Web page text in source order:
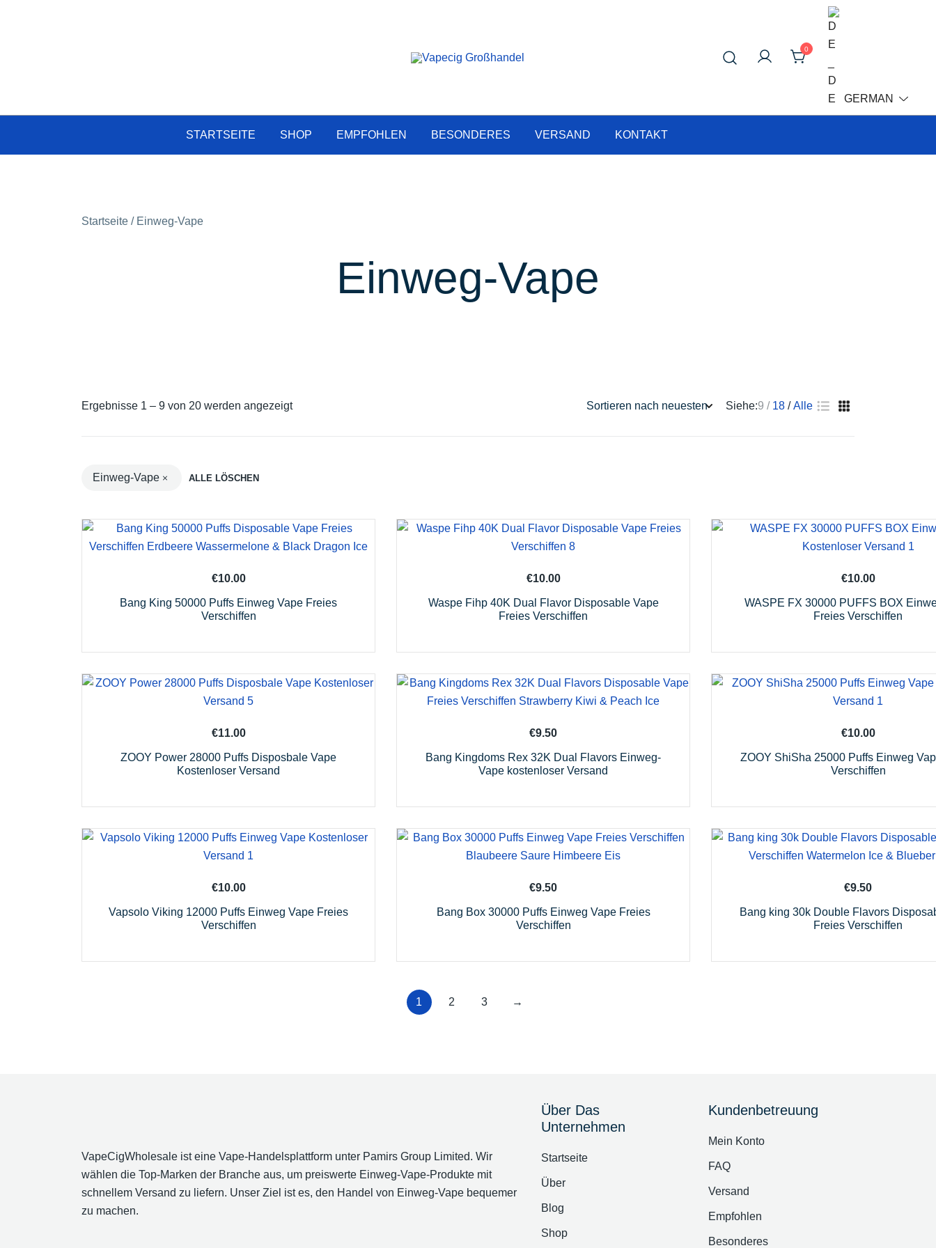
0
GERMAN
STARTSEITE SHOP EMPFOHLEN BESONDERES VERSAND KONTAKT
Startseite / Einweg-Vape
Einweg-Vape
Ergebnisse 1 – 9 von 20 werden angezeigtNach
Siehe:9 18 Alle
Einweg-Vape ALLE LÖSCHEN
€10.00
Bang King 50000 Puffs Einweg Vape Freies
Verschiffen
€10.00
Waspe Fihp 40K Dual Flavor Disposable Vape
Freies Verschiffen
€10.00
WASPE FX 30000 PUFFS BOX
Freies Verschiffen
€11.00
ZOOY Power 28000 Puffs Disposbale Vape
Kostenloser Versand
€9.50
Bang Kingdoms Rex 32K Dual Flavors Einweg-
Vape kostenloser Versand
€10.00
ZOOY ShiSha 25000 Puffs Einweg
Verschiffen
€10.00
Vapsolo Viking 12000 Puffs Einweg Vape Freies
Verschiffen
€9.50
Bang Box 30000 Puffs Einweg Vape Freies
Verschiffen
€9.50
Bang king 30k Double Flavors
Freies Verschiffen
1 2 3 →
VapeCigWholesale ist eine Vape-Handelsplattform unter Pamirs Group Limited. Wir
wählen die Top-Marken der Branche aus, um preiswerte Einweg-Vape-Produkte mit
schnellem Versand zu liefern. Unser Ziel ist es, den Handel von Einweg-Vape bequemer
zu machen.
Über Das
Unternehmen
Startseite
Über
Blog
Shop
Kundenbetreuung
Mein Konto
FAQ
Versand
Empfohlen
Besonderes